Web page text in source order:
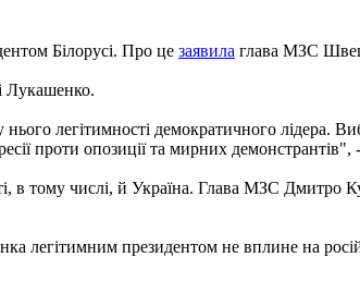
Білорусі. Про це заявила глава МЗС
Лукашенко.
легітимності демократичного лідера.
проти опозиції та мирних демонстрантів", -
в тому числі, й Україна. Глава МЗС Дмитро
легітимним президентом не вплине на